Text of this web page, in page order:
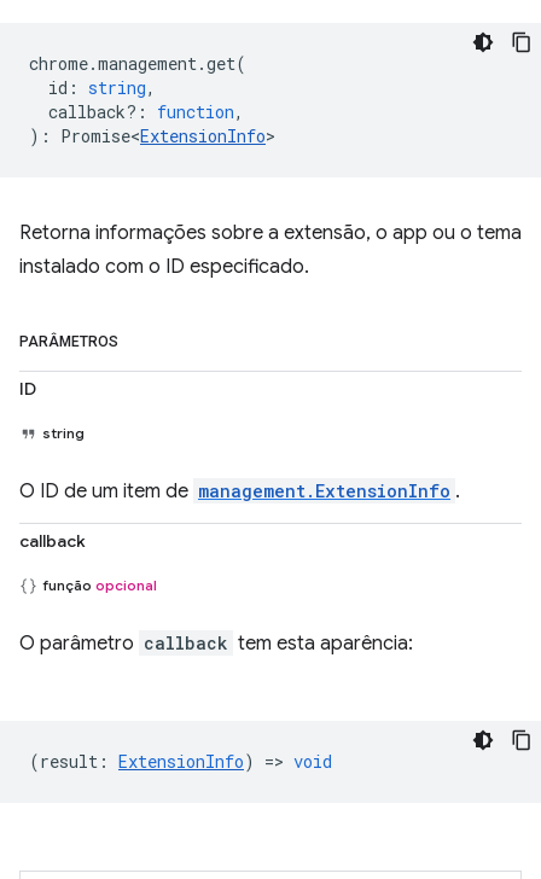
chrome.management.get(
id : string,
callback? : function,
) : Promise<ExtensionInfo>
Retorna informações sobre a extensão, o app ou o tema
instalado com o ID especificado.
PARÂMETROS
ID
string
O ID de um item de management.ExtensionInfo .
callback
função opcional
O parâmetro callback tem esta aparência:
(result : ExtensionInfo) => void